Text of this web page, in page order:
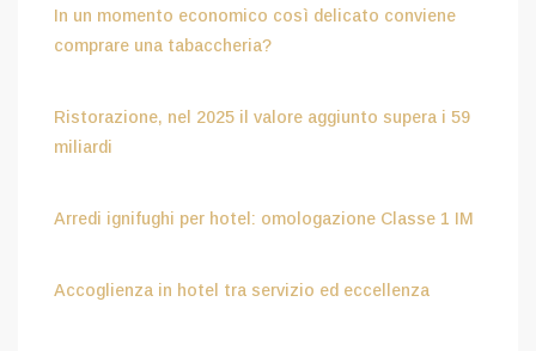
In un momento economico così delicato conviene
comprare una tabaccheria?
Ristorazione, nel 2025 il valore aggiunto supera i 59
miliardi
Arredi ignifughi per hotel: omologazione Classe 1 IM
Accoglienza in hotel tra servizio ed eccellenza